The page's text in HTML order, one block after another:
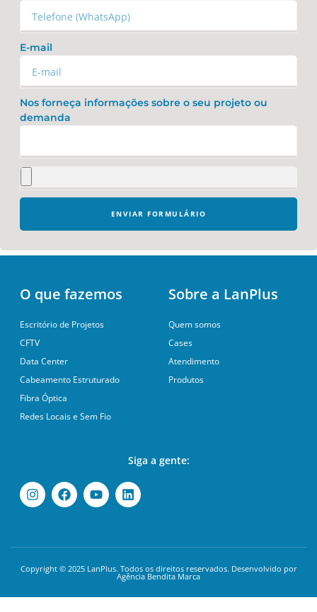
E-mail
Nos forneça informações sobre o seu projeto ou
demanda
ENVIAR FORMULÁRIO
O que fazemos
Escritório de Projetos
CFTV
Data Center
Cabeamento Estruturado
Fibra Óptica
Redes Locais e Sem Fio
Sobre a LanPlus
Quem somos
Cases
Atendimento
Produtos
Siga a gente:
Copyright © 2025 LanPlus. Todos os direitos reservados. Desenvolvido por
Agência Bendita Marca